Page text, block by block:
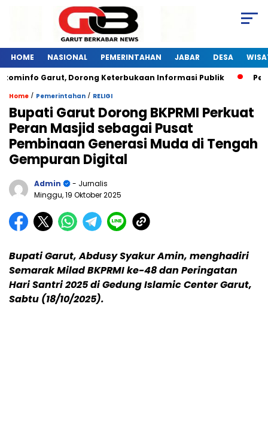
HOME NASIONAL PEMERINTAHAN JABAR DESA
Garut, Dorong Keterbukaan Informasi Publik
Home / Pemerintahan / RELIGI
Bupati Garut Dorong BKPRMI Perkuat
Peran Masjid sebagai Pusat
Pembinaan Generasi Muda di Tengah
Gempuran Digital
Admin
- Jurnalis
Minggu, 19 Oktober 2025
Bupati Garut, Abdusy Syakur Amin, menghadiri
Semarak Milad BKPRMI ke-48 dan Peringatan
Hari Santri 2025 di Gedung Islamic Center Garut,
Sabtu (18/10/2025).